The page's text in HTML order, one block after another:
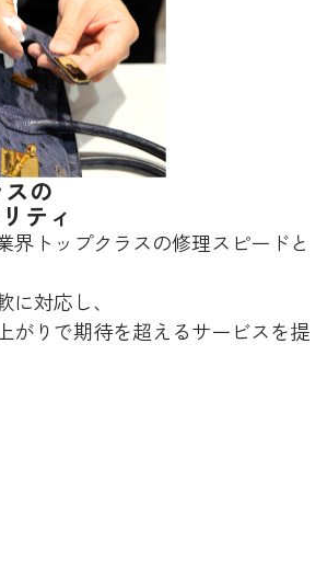
の
ティ
界トップクラスの修理スピードと
対応し、
がりで期待を超えるサービスを提